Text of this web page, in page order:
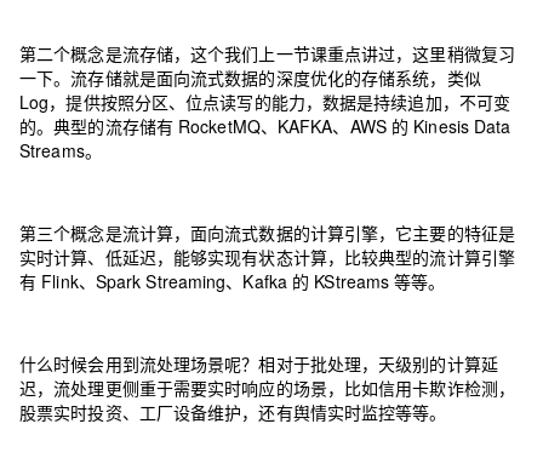
第二个概念是流存储，这个我们上一节课重点讲过，这里稍微复习
一下。流存储就是面向流式数据的深度优化的存储系统，类似
Log，提供按照分区、位点读写的能力，数据是持续追加，不可变
的。典型的流存储有 RocketMQ、KAFKA、AWS 的 Kinesis Data
Streams。
第三个概念是流计算，面向流式数据的计算引擎，它主要的特征是
实时计算、低延迟，能够实现有状态计算，比较典型的流计算引擎
有 Flink、Spark Streaming、Kafka 的 KStreams 等等。
什么时候会用到流处理场景呢？相对于批处理，天级别的计算延
迟，流处理更侧重于需要实时响应的场景，比如信用卡欺诈检测，
股票实时投资、工厂设备维护，还有舆情实时监控等等。